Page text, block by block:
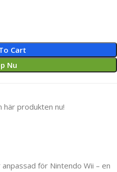
Cart
Nu
här produkten nu!
för Nintendo Wii – en